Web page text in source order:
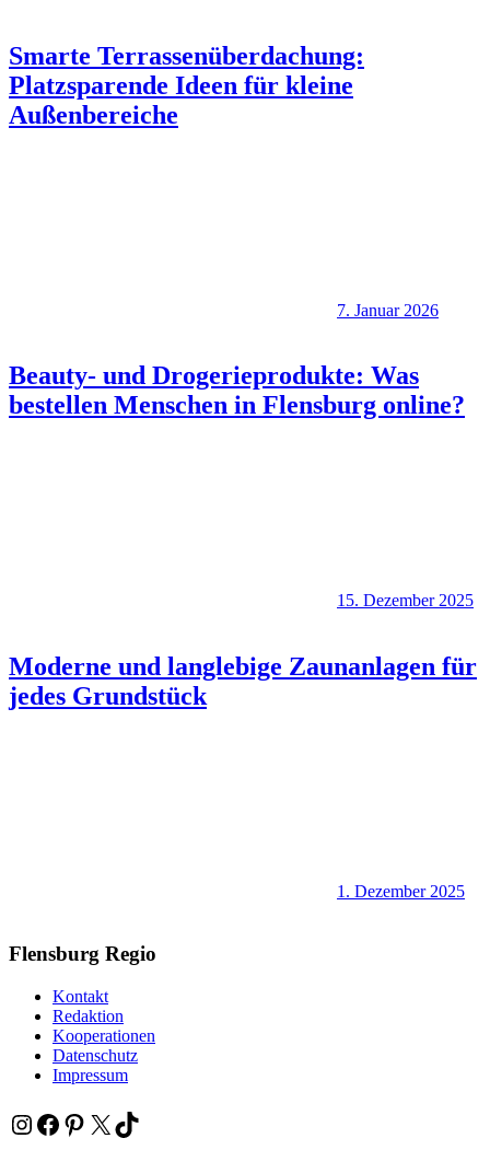
Smarte Terrassenüberdachung:
Platzsparende Ideen für kleine
Außenbereiche
7. Januar 2026
Beauty- und Drogerieprodukte: Was
bestellen Menschen in Flensburg online?
15. Dezember 2025
Moderne und langlebige Zaunanlagen für
jedes Grundstück
1. Dezember 2025
Flensburg Regio
Kontakt
Redaktion
Kooperationen
Datenschutz
Impressum
Instagram
Facebook
Pinterest
X TikTok